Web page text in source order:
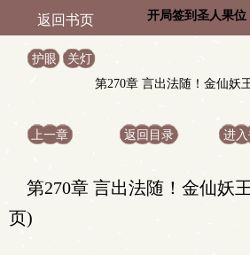
返回书页 开局签到圣人果位
护眼 关灯
第270章 言出法随！金仙妖
上一章 返回目录 进
第270章 言出法随！金仙妖
页)